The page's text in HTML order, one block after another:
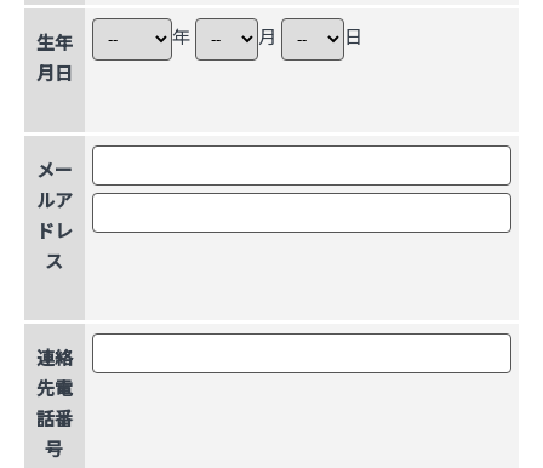
生年
月日
年 月 日
メー
ルア
ドレ
ス
連絡
先電
話番
号